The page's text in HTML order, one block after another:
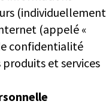
(individuellement
(appelé «
confidentialité
produits et services